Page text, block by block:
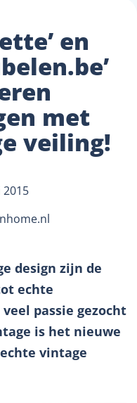
en
met
veiling!
2015
design zijn de
echte
passie gezocht
is het nieuwe
vintage